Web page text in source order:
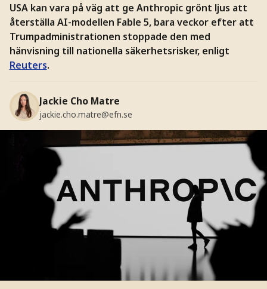
USA kan vara på väg att ge Anthropic grönt ljus att
återställa AI-modellen Fable 5, bara veckor efter att
Trumpadministrationen stoppade den med
hänvisning till nationella säkerhetsrisker, enligt
Reuters.
Jackie Cho Matre
jackie.cho.matre@efn.se